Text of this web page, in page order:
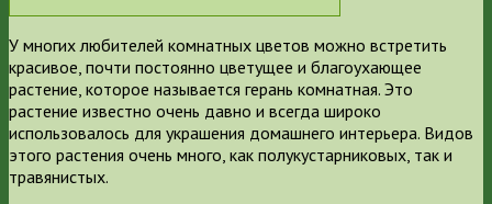
У многих любителей комнатных цветов можно встретить
красивое, почти постоянно цветущее и благоухающее
растение, которое называется герань комнатная. Это
растение известно очень давно и всегда широко
использовалось для украшения домашнего интерьера. Видов
этого растения очень много, как полукустарниковых, так и
травянистых.